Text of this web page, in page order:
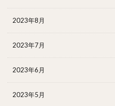
2023年8月
2023年7月
2023年6月
2023年5月